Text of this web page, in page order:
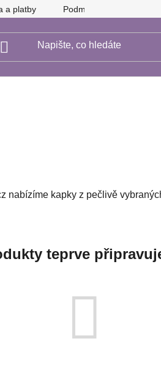
a platby Podmínky ochrany
nabízíme kapky z pečlivě
teprve